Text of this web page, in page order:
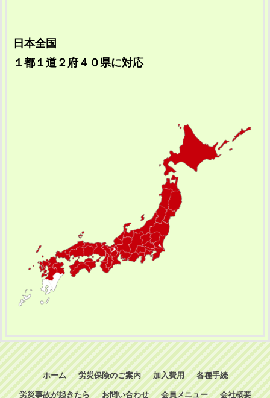
日本全国
１都１道２府４０県に対応
ホーム 労災保険のご案内 加入費用 各種手続
労災事故が起きたら お問い合わせ 会員メニュー 会社概要